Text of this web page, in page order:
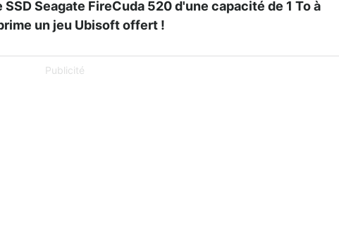
Seagate FireCuda 520 d'une capacité de 1 To à
un jeu Ubisoft offert !
Publicité